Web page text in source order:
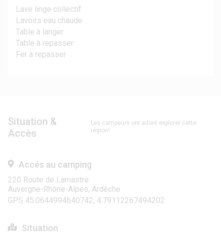
Lave linge collectif
Lavoirs eau chaude
Table à langer
Table à repasser
Fer à repasser
Situation &
Accès
Les campeurs ont adoré explorer cette
région!
Accés au camping
220 Route de Lamastre
Auvergne-Rhône-Alpes, Ardèche
GPS 45.0644994640742, 4.79112267494202
Situation